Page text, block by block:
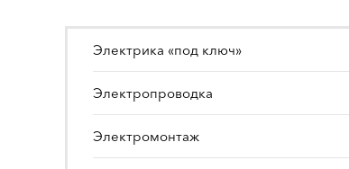
Электрика «под ключ»
Электропроводка
Электромонтаж